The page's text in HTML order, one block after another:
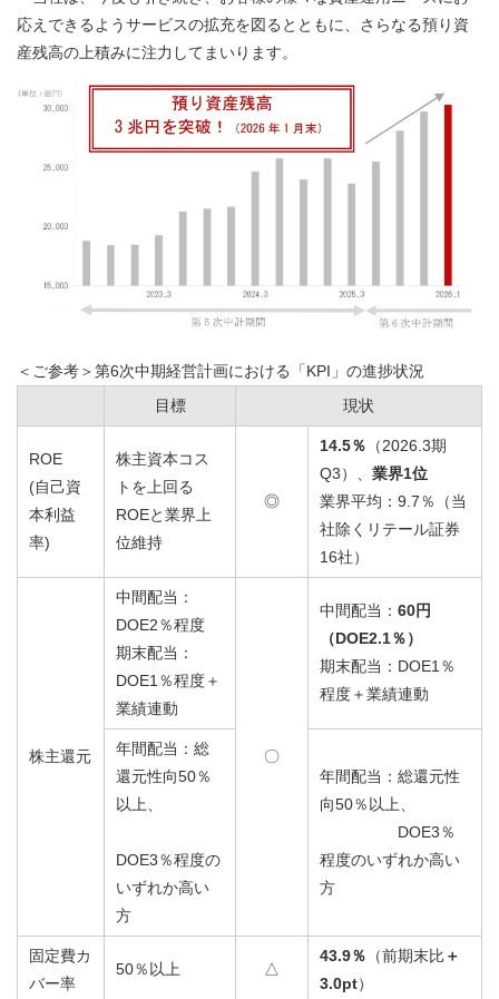
応えできるようサービスの拡充を図るとともに、さらなる預り資
産残高の上積みに注力してまいります。
＜ご参考＞第6次中期経営計画における「KPI」の進捗状況
目標
現状
ROE
(自己資
本利益
率)
株主資本コス
トを上回る
ROEと業界上
位維持
◎
14.5％ （2026.3期
Q3）、 業界1位
業界平均：9.7％（当
社除くリテール証券
16社）
株主還元
中間配当：
DOE2％程度
期末配当：
DOE1％程度＋
業績連動
〇
中間配当： 60円
（DOE2.1％）
期末配当：DOE1％
程度＋業績連動
年間配当：総
還元性向50％
以上、
DOE3％程度の
いずれか高い
方
年間配当：総還元性
向50％以上、
DOE3％
程度のいずれか高い
方
固定費カ
バー率
50％以上 △
43.9％ （前期末比 ＋
3.0pt）